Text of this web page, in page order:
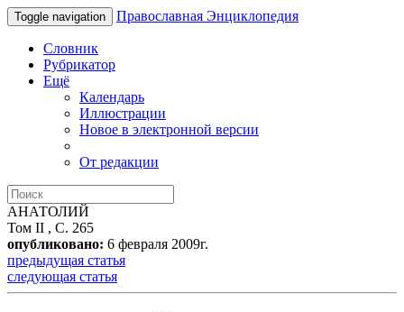
Toggle navigation Православная Энциклопедия
Словник
Рубрикатор
Ещё
Календарь
Иллюстрации
Новое в электронной версии
От редакции
АНАТОЛИЙ
Том II , С. 265
опубликовано: 6 февраля 2009г.
предыдущая статья
следующая статья